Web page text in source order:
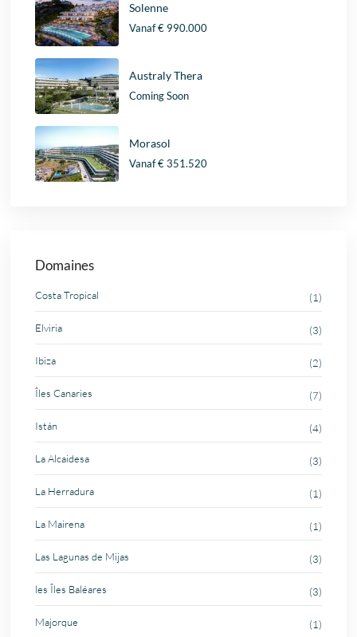
Solenne
Vanaf€ 990.000
Australy Thera
Coming Soon
Morasol
Vanaf€ 351.520
Domaines
Costa Tropical (1)
Elviria (3)
Ibiza (2)
Îles Canaries (7)
Istán (4)
La Alcaidesa (3)
La Herradura (1)
La Mairena (1)
Las Lagunas de Mijas (3)
les Îles Baléares (3)
Majorque (1)